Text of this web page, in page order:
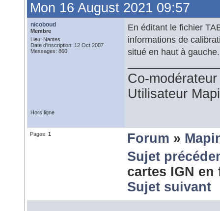
Mon 16 August 2021 09:57
nicoboud
Membre
Lieu: Nantes
Date d'inscription: 12 Oct 2007
Messages: 860
En éditant le fichier
informations de
situé en haut à gauche.
Co-
Utilisateur
Hors ligne
Pages: 1 Forum »
Sujet
cartes IGN
Sujet suivant